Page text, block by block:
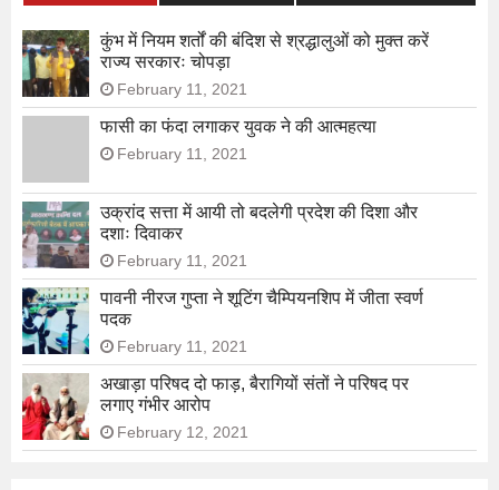
कुंभ में नियम शर्तों की बंदिश से श्रद्धालुओं को मुक्त करें
राज्य सरकारः चोपड़ा
February 11, 2021
फासी का फंदा लगाकर युवक ने की आत्महत्या
February 11, 2021
उक्रांद सत्ता में आयी तो बदलेगी प्रदेश की दिशा और
दशाः दिवाकर
February 11, 2021
पावनी नीरज गुप्ता ने शूटिंग चैम्पियनशिप में जीता स्वर्ण
पदक
February 11, 2021
अखाड़ा परिषद दो फाड़, बैरागियों संतों ने परिषद पर
लगाए गंभीर आरोप
February 12, 2021